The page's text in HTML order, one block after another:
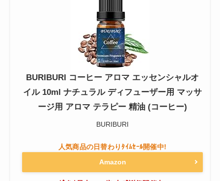
BURIBURI コーヒー アロマ エッセンシャルオ
イル 10ml ナチュラル ディフューザー用 マッサ
ージ用 アロマ テラピー 精油 (コーヒー)
BURIBURI
Amazon